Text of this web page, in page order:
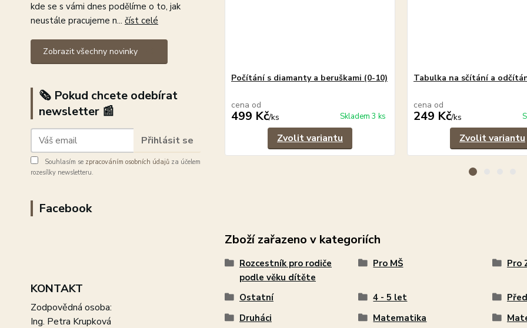
kde se s vámi dnes podělíme o to, jak
neustále pracujeme n... číst celé
Zobrazit všechny novinky
🗞️ Pokud chcete odebírat
newsletter 📰
Přihlásit se
Souhlasím se zpracováním osobních údajů za účelem
rozesílky newsletteru.
Facebook
KONTAKT
Zodpovědná osoba:
Ing. Petra Krupková
Počítání s diamanty a beruškami (0-10)
cena od
499 Kč/ks Skladem 3 ks
Zvolit variantu
Tabulka na sčítání a
cena od
249 Kč/ks
Zvolit variantu
Zboží zařazeno v kategoriích
Rozcestník pro rodiče
podle věku dítěte
Pro MŠ Pro
Ostatní 4 - 5 let
Druháci
Matematika